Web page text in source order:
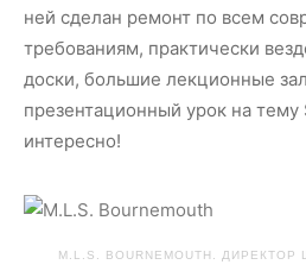
ней сделан ремонт по всем
требованиям, практически
доски, большие лекционные
презентационный урок на тему
интересно!
M.L.S. BOURNEMOUTH. ДИРЕКТОР